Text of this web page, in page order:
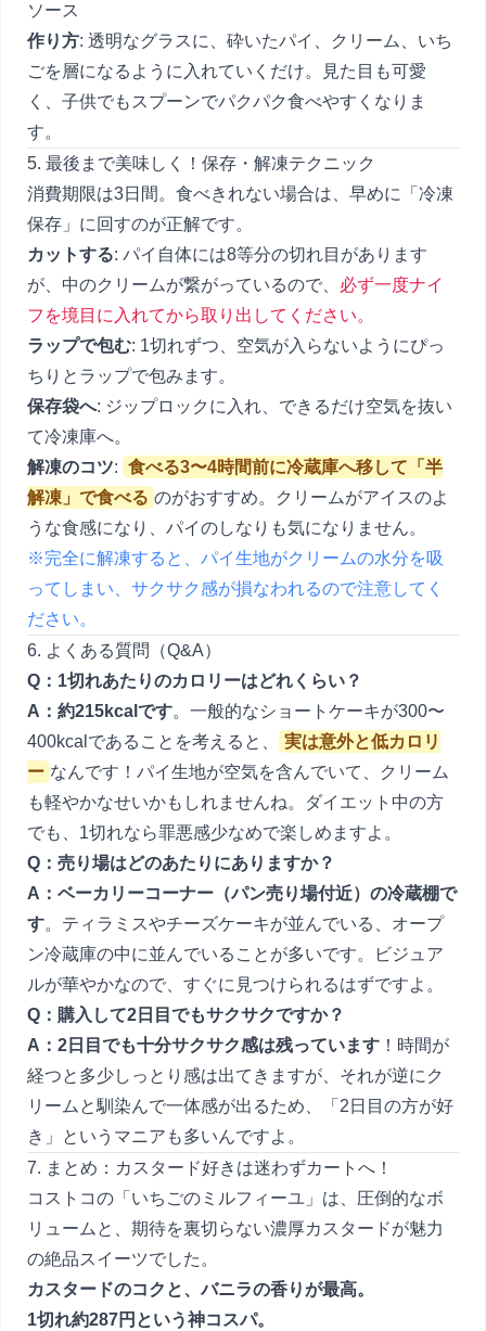
ソース
作り方: 透明なグラスに、砕いたパイ、クリーム、いち
ごを層になるように入れていくだけ。見た目も可愛
く、子供でもスプーンでパクパク食べやすくなりま
す。
5. 最後まで美味しく！保存・解凍テクニック
消費期限は3日間。食べきれない場合は、早めに「冷凍
保存」に回すのが正解です。
カットする: パイ自体には8等分の切れ目があります
が、中のクリームが繋がっているので、 必ず一度ナイ
フを境目に入れてから取り出してください。
ラップで包む: 1切れずつ、空気が入らないようにぴっ
ちりとラップで包みます。
保存袋へ: ジップロックに入れ、できるだけ空気を抜い
て冷凍庫へ。
解凍のコツ: 食べる3〜4時間前に冷蔵庫へ移して「半
解凍」で食べる のがおすすめ。クリームがアイスのよ
うな食感になり、パイのしなりも気になりません。
※完全に解凍すると、パイ生地がクリームの水分を吸
ってしまい、サクサク感が損なわれるので注意してく
ださい。
6. よくある質問（Q&A）
Q：1切れあたりのカロリーはどれくらい？
A：約215kcalです。一般的なショートケーキが300〜
400kcalであることを考えると、
実は意外と低カロリ
ー なんです！パイ生地が空気を含んでいて、クリーム
も軽やかなせいかもしれませんね。ダイエット中の方
でも、1切れなら罪悪感少なめで楽しめますよ。
Q：売り場はどのあたりにありますか？
A：ベーカリーコーナー（パン売り場付近）の冷蔵棚で
す。ティラミスやチーズケーキが並んでいる、オープ
ン冷蔵庫の中に並んでいることが多いです。ビジュア
ルが華やかなので、すぐに見つけられるはずですよ。
Q：購入して2日目でもサクサクですか？
A：2日目でも十分サクサク感は残っています ！時間が
経つと多少しっとり感は出てきますが、それが逆にク
リームと馴染んで一体感が出るため、「2日目の方が好
き」というマニアも多いんですよ。
7. まとめ：カスタード好きは迷わずカートへ！
コストコの「いちごのミルフィーユ」は、圧倒的なボ
リュームと、期待を裏切らない濃厚カスタードが魅力
の絶品スイーツでした。
カスタードのコクと、バニラの香りが最高。
1切れ約287円という神コスパ。